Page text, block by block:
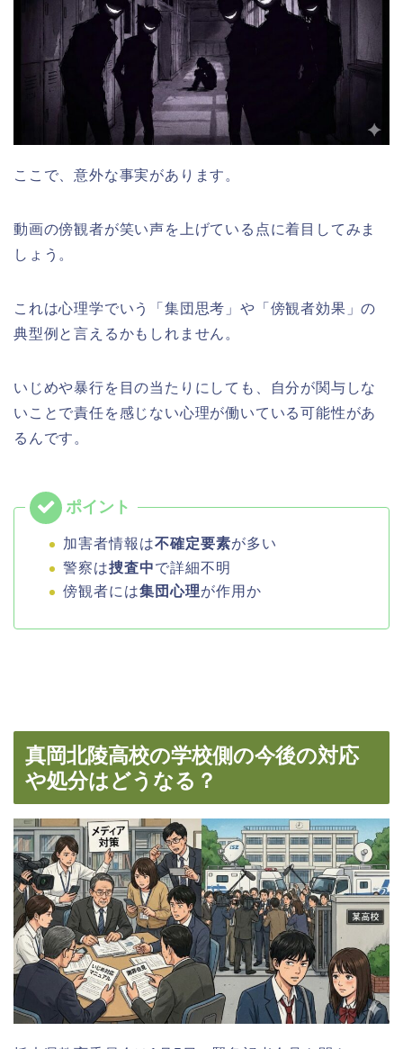
ここで、意外な事実があります。
動画の傍観者が笑い声を上げている点に着目してみま
しょう。
これは心理学でいう「集団思考」や「傍観者効果」の
典型例と言えるかもしれません。
いじめや暴行を目の当たりにしても、自分が関与しな
いことで責任を感じない心理が働いている可能性があ
るんです。
加害者情報は不確定要素が多い
警察は捜査中で詳細不明
傍観者には集団心理が作用か
真岡北陵高校の学校側の今後の対応
や処分はどうなる？